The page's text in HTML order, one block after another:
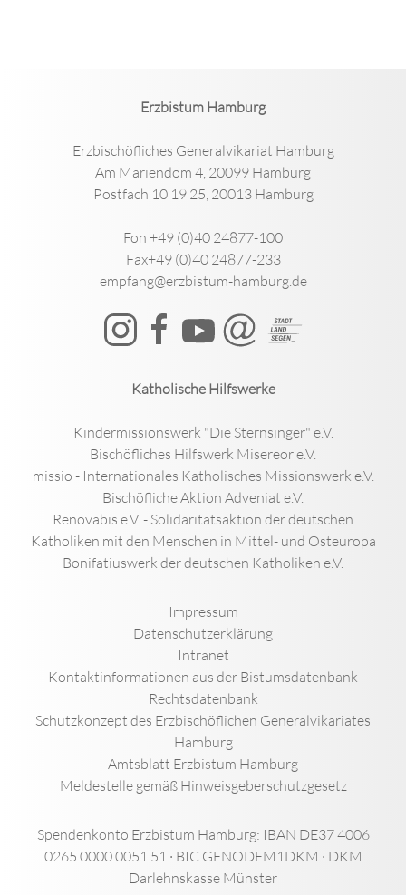
Erzbistum Hamburg
Erzbischöfliches Generalvikariat Hamburg
Am Mariendom 4, 20099 Hamburg
Postfach 10 19 25, 20013 Hamburg
Fon +49 (0)40 24877-100
Fax+49 (0)40 24877-233
empfang@erzbistum-hamburg.de
Katholische Hilfswerke
Kindermissionswerk "Die Sternsinger" e.V.
Bischöfliches Hilfswerk Misereor e.V.
missio - Internationales Katholisches Missionswerk e.V.
Bischöfliche Aktion Adveniat e.V.
Renovabis e.V. - Solidaritätsaktion der deutschen
Katholiken mit den Menschen in Mittel- und Osteuropa
Bonifatiuswerk der deutschen Katholiken e.V.
Impressum
Datenschutzerklärung
Intranet
Kontaktinformationen aus der Bistumsdatenbank
Rechtsdatenbank
Schutzkonzept des Erzbischöflichen Generalvikariates
Hamburg
Amtsblatt Erzbistum Hamburg
Meldestelle gemäß Hinweisgeberschutzgesetz
Spendenkonto Erzbistum Hamburg: IBAN DE37 4006
0265 0000 0051 51 · BIC GENODEM1DKM · DKM
Darlehnskasse Münster